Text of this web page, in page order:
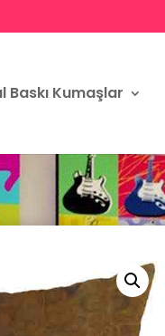
Baskı Kumaşlar